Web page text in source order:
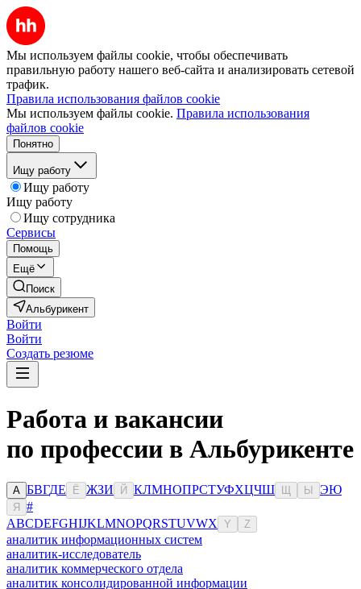
Мы используем файлы cookie, чтобы обеспечивать
правильную работу нашего веб-сайта и анализировать сетевой
трафик.
Правила использования файлов cookie
Мы используем файлы cookie. Правила использования
файлов cookie
Понятно
Ищу работу
Ищу работу
Ищу работу
Ищу сотрудника
Сервисы
Помощь
Ещё
Поиск
Альбурикент
Войти
Войти
Создать резюме
Работа и вакансии
по профессии в Альбурикенте
А БВГДЕ Ё ЖЗИ Й КЛМНОПРСТУФХЦЧШ Ы ЭЮ
Я
#
ABCDEFGHIJKLMNOPQRSTUVWX Y Z
аналитик информационных систем
аналитик-исследователь
аналитик коммерческого отдела
аналитик консолидированной информации